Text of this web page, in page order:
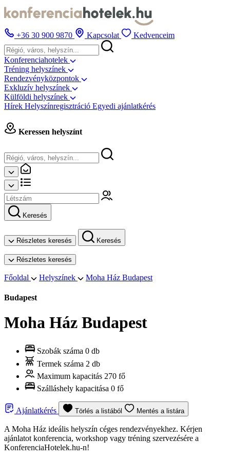
+36 30 900 9870 Kapcsolat Kedvenceim
Konferenciahotelek
Tréning helyszínek
Rendezvényközpontok
Exkluzív helyszínek
Külföldi helyszínek
Hírek Helyszínregisztráció Egyedi ajánlatkérés
Keressen helyszínt
Keresés
Részletes keresés Keresés
Részletes keresés
Főoldal Helyszínek Moha Ház Budapest
Budapest
Moha Ház Budapest
Szobák száma 0 db
Termek száma 2 db
Maximum kapacitás 270 fő
Szálláshely kapacitása 0 fő
Ajánlatkérés Törlés a listából Mentés a listára
A Moha Ház ideális helyszín céges rendezvényekhez. Kérjen
ajánlatot konferencia, workshop vagy tréning szervezésére a
KonferenciaHotelek.hu-n!